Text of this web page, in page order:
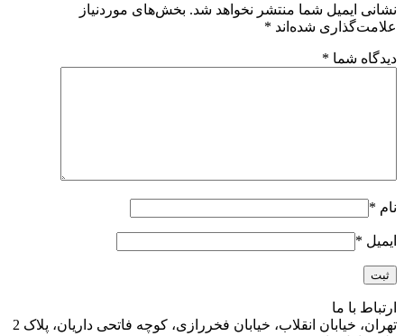
نشانی ایمیل شما منتشر نخواهد شد. بخش‌های موردنیاز
علامت‌گذاری شده‌اند *
دیدگاه شما *
نام *
ایمیل *
ارتباط با ما
تهران، خیابان انقلاب، خیابان فخررازی، کوچه فاتحی داریان، پلاک 2